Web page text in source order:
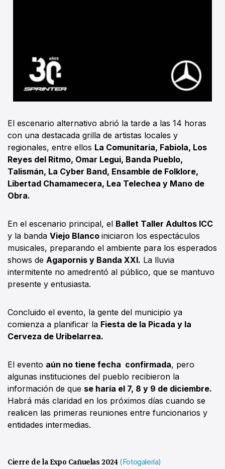
El escenario alternativo abrió la tarde a las 14 horas
con una destacada grilla de artistas locales y
regionales, entre ellos La Comunitaria, Fabiola, Los
Reyes del Ritmo, Omar Legui, Banda Pueblo,
Talismán, La Cyber Band, Ensamble de Folklore,
Libertad Chamamecera, Lea Telechea y Mano de
Obra.
En el escenario principal, el Ballet Taller Adultos ICC
y la banda Viejo Blanco iniciaron los espectáculos
musicales, preparando el ambiente para los esperados
shows de Agapornis y Banda XXI. La lluvia
intermitente no amedrentó al público, que se mantuvo
presente y entusiasta.
Concluido el evento, la gente del municipio ya
comienza a planificar la Fiesta de la Picada y la
Cerveza de Uribelarrea.
El evento aún no tiene fecha confirmada, pero
algunas instituciones del pueblo recibieron la
información de que se haría el 7, 8 y 9 de diciembre.
Habrá más claridad en los próximos días cuando se
realicen las primeras reuniones entre funcionarios y
entidades intermedias.
Cierre de la Expo Cañuelas 2024 (Fotogalería)